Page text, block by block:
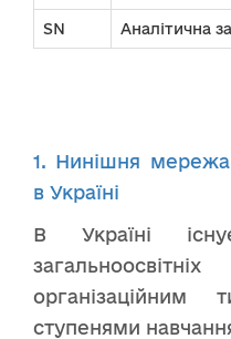
SN Аналітична
1. Нинішня мережа
в Україні
В Україні
ступенями